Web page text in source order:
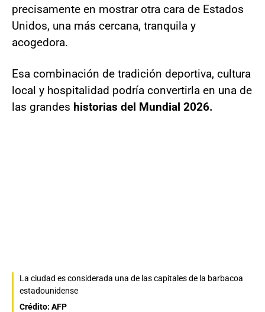
precisamente en mostrar otra cara de Estados
Unidos, una más cercana, tranquila y
acogedora.
Esa combinación de tradición deportiva, cultura
local y hospitalidad podría convertirla en una de
las grandes historias del Mundial 2026.
La ciudad es considerada una de las capitales de la barbacoa
estadounidense
Crédito: AFP